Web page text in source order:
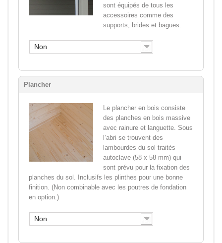
sont équipés de tous les
accessoires comme des
supports, brides et bagues.
Non
Plancher
Le plancher en bois consiste
des planches en bois massive
avec rainure et languette. Sous
l’abri se trouvent des
lambourdes du sol traités
autoclave (58 x 58 mm) qui
sont prévu pour la fixation des
planches du sol. Inclusifs les plinthes pour une bonne
finition. (Non combinable avec les poutres de fondation
en option.)
Non